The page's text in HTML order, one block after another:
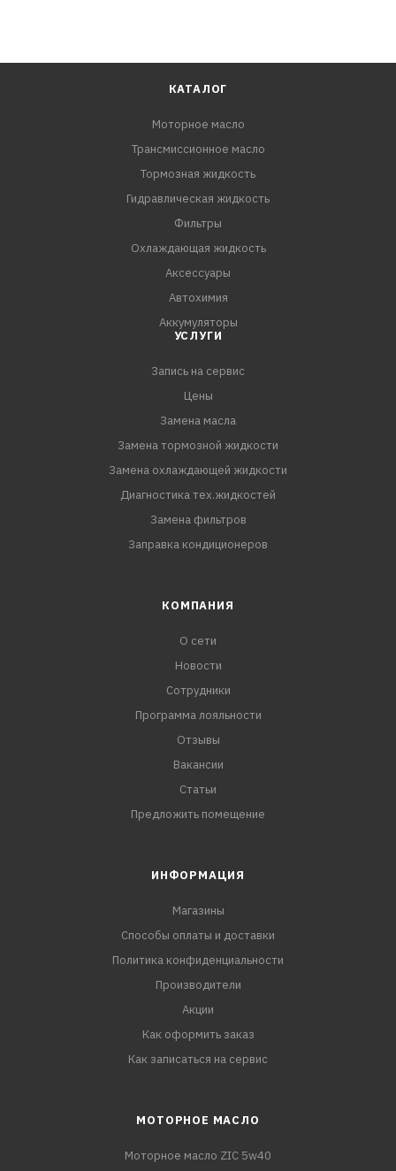
КАТАЛОГ
Моторное масло
Трансмиссионное масло
Тормозная жидкость
Гидравлическая жидкость
Фильтры
Охлаждающая жидкость
Аксессуары
Автохимия
Аккумуляторы
УСЛУГИ
Запись на сервис
Цены
Замена масла
Замена тормозной жидкости
Замена охлаждающей жидкости
Диагностика тех.жидкостей
Замена фильтров
Заправка кондиционеров
КОМПАНИЯ
О сети
Новости
Сотрудники
Программа лояльности
Отзывы
Вакансии
Статьи
Предложить помещение
ИНФОРМАЦИЯ
Магазины
Способы оплаты и доставки
Политика конфиденциальности
Производители
Акции
Как оформить заказ
Как записаться на сервис
МОТОРНОЕ МАСЛО
Моторное масло ZIC 5w40